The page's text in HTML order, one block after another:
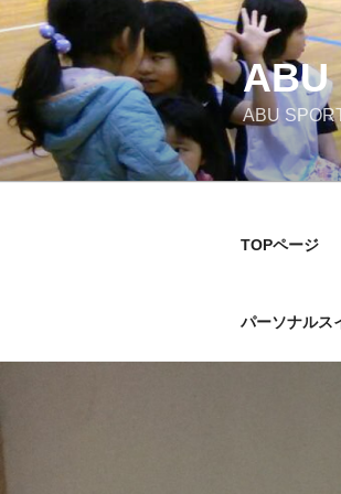
ン
ン
ツ
ス
ABU
ABU
TOPページ
パーソナルス